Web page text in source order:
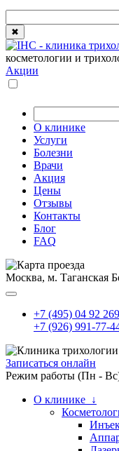
✖
косметологии и
Акции
О клинике
Услуги
Болезни
Врачи
Акция
Цены
Отзывы
Контакты
Блог
FAQ
Москва, м. Таганская
+7 (495) 04 92 269
+7 (926) 991-77-
Записаться онлайн
Режим работы (Пн -
О клинике ↓